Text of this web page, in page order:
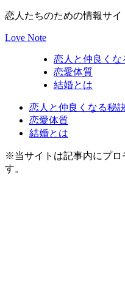
恋人たちのための情報サイ
Love Note
恋人と仲良くな
恋愛体質
結婚とは
恋人と仲良くなる秘
恋愛体質
結婚とは
※当サイトは記事内にプロ
す。